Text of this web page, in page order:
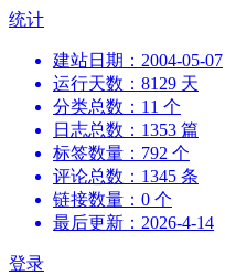
跳
统计
建站日期：2004-05-07
运行天数：8129 天
分类总数：11 个
日志总数：1353 篇
标签数量：792 个
评论总数：1345 条
链接数量：0 个
最后更新：2026-4-14
登录